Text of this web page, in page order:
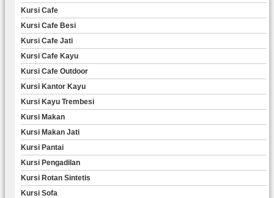
Kursi Cafe
Kursi Cafe Besi
Kursi Cafe Jati
Kursi Cafe Kayu
Kursi Cafe Outdoor
Kursi Kantor Kayu
Kursi Kayu Trembesi
Kursi Makan
Kursi Makan Jati
Kursi Pantai
Kursi Pengadilan
Kursi Rotan Sintetis
Kursi Sofa